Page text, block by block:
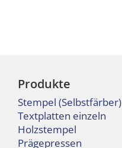
Produkte
Stempel (Selbstfärber)
Textplatten einzeln
Holzstempel
Prägepressen